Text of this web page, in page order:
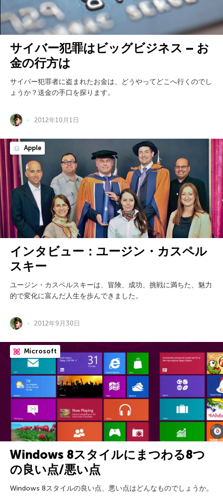
サイバー犯罪はビッグビジネス – お
金の行方は
サイバー犯罪者に盗まれたお金は、どうやってどこへ行くのでし
ょうか？送金の手口を探ります。
2012年10月1日
Apple
インタビュー：ユージン・カスペル
スキー
ユージン・カスペルスキーは、冒険、成功、挑戦に満ちた、魅力
的で変化に富んだ人生を歩んできました。
2012年9月30日
Microsoft
Windows 8スタイルにまつわる8つ
の良い点/悪い点
Windows 8スタイルの良い点、悪い点はどんなものでしょうか。